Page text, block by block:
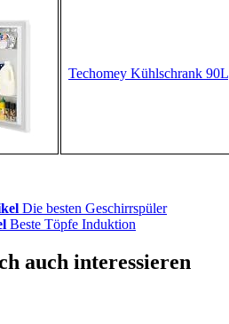
Techomey Kühlschrank
Die besten Geschirrspüler
Beste Töpfe Induktion
auch interessieren